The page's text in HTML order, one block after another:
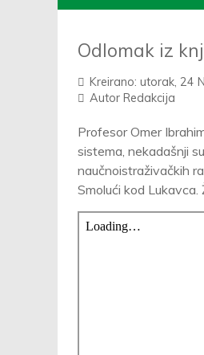
Odlomak iz
Kreirano: utorak, 24
Autor Redakcija
Profesor Omer
sistema, nekadašnji
naučnoistraživačkih
Smolući kod Lukavca.